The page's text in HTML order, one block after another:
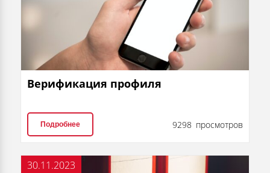
Верификация профиля
Подробнее 9298 просмотров
30.11.2023